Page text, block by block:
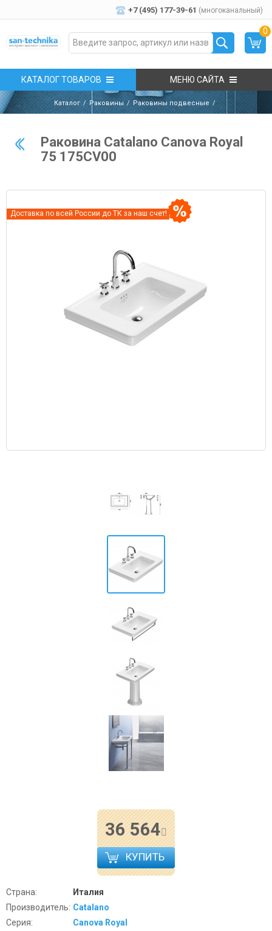
+7 (495) 177-39-61 (многоканальный)
0
КАТАЛОГ ТОВАРОВ МЕНЮ САЙТА
Каталог Раковины Раковины подвесные
Раковина Catalano Canova Royal
75 175CV00
Доставка по всей России до ТК за наш счет!
36 564
КУПИТЬ
Страна:
Италия
Производитель: Catalano
Серия:
Canova Royal